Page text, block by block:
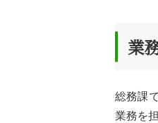
業
総務課
業務を